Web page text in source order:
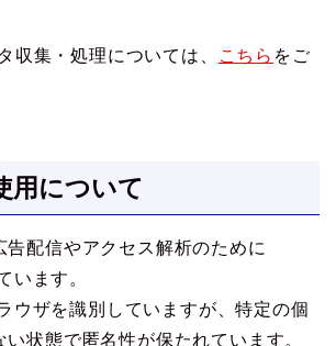
収集・処理については、 こちら をご
用について
告配信やアクセス解析のために
います。
ウザを識別していますが、特定の個
い状態で匿名性が保たれています。